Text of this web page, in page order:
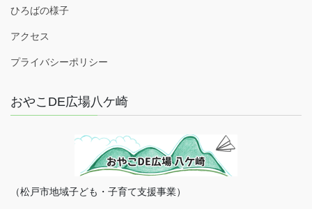
ひろばの様子
アクセス
プライバシーポリシー
おやこDE広場八ケ崎
（松戸市地域子ども・子育て支援事業）